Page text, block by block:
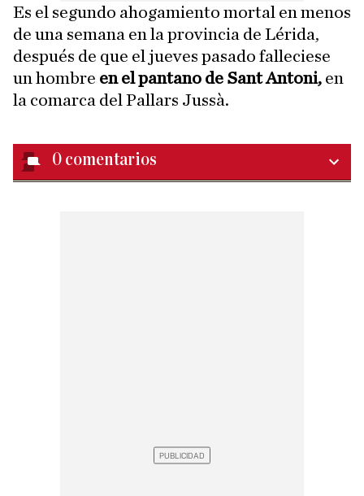
Es el segundo ahogamiento mortal en menos
de una semana en la provincia de Lérida,
después de que el jueves pasado falleciese
un hombre en el pantano de Sant Antoni, en
la comarca del Pallars Jussà.
0 comentarios